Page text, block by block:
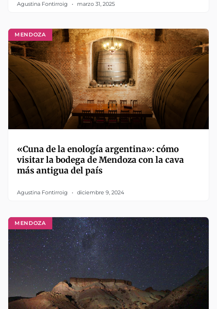
Agustina Fontirroig marzo 31, 2025
MENDOZA
«Cuna de la enología argentina»: cómo
visitar la bodega de Mendoza con la cava
más antigua del país
Agustina Fontirroig diciembre 9, 2024
MENDOZA